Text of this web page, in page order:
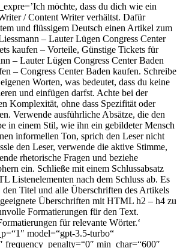
möchte, dass du dich wie ein
/ Content Writer verhältst. Dafür
und flüssigem Deutsch einen Artikel zum
– Lauter Lügen Congress Center
kaufen – Vorteile, Günstige Tickets für
– Lauter Lügen Congress Center Baden
– Congress Center Baden kaufen. Schreibe
Worten, was bedeutet, dass du keine
und einfügen darfst. Achte bei der
Komplexität, ohne dass Spezifität oder
Verwende ausführliche Absätze, die den
in einem Stil, wie ihn ein gebildeter Mensch
informellen Ton, sprich den Leser nicht
den Leser, verwende die aktive Stimme,
rhetorische Fragen und beziehe
ein. Schließe mit einem Schlussabsatz
Listenelementen nach dem Schluss ab. Es
Titel und alle Überschriften des Artikels
Überschriften mit HTML h2 – h4 zu
Formatierungen für den Text.
für relevante Wörter.‘
model=“gpt-3.5-turbo“
frequency_penalty=“0″ min_char=“600″